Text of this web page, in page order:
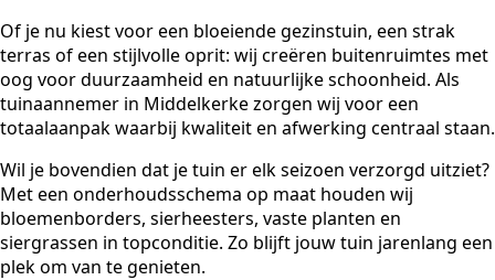
Of je nu kiest voor een bloeiende gezinstuin, een strak
terras of een stijlvolle oprit: wij creëren buitenruimtes met
oog voor duurzaamheid en natuurlijke schoonheid. Als
tuinaannemer in Middelkerke zorgen wij voor een
totaalaanpak waarbij kwaliteit en afwerking centraal staan.
Wil je bovendien dat je tuin er elk seizoen verzorgd uitziet?
Met een onderhoudsschema op maat houden wij
bloemenborders, sierheesters, vaste planten en
siergrassen in topconditie. Zo blijft jouw tuin jarenlang een
plek om van te genieten.